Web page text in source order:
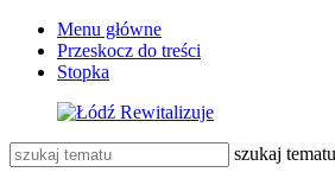
Menu główne
Przeskocz do treści
Stopka
szukaj tematu